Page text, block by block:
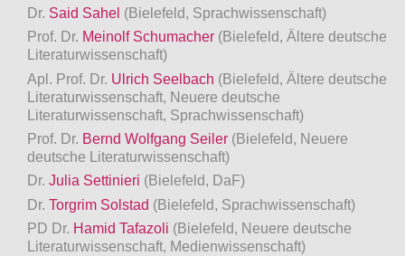
Dr. Said Sahel (Bielefeld, Sprachwissenschaft)
Prof. Dr. Meinolf Schumacher (Bielefeld, Ältere deutsche
Literaturwissenschaft)
Apl. Prof. Dr. Ulrich Seelbach (Bielefeld, Ältere deutsche
Literaturwissenschaft, Neuere deutsche
Literaturwissenschaft, Sprachwissenschaft)
Prof. Dr. Bernd Wolfgang Seiler (Bielefeld, Neuere
deutsche Literaturwissenschaft)
Dr. Julia Settinieri (Bielefeld, DaF)
Dr. Torgrim Solstad (Bielefeld, Sprachwissenschaft)
PD Dr. Hamid Tafazoli (Bielefeld, Neuere deutsche
Literaturwissenschaft, Medienwissenschaft)